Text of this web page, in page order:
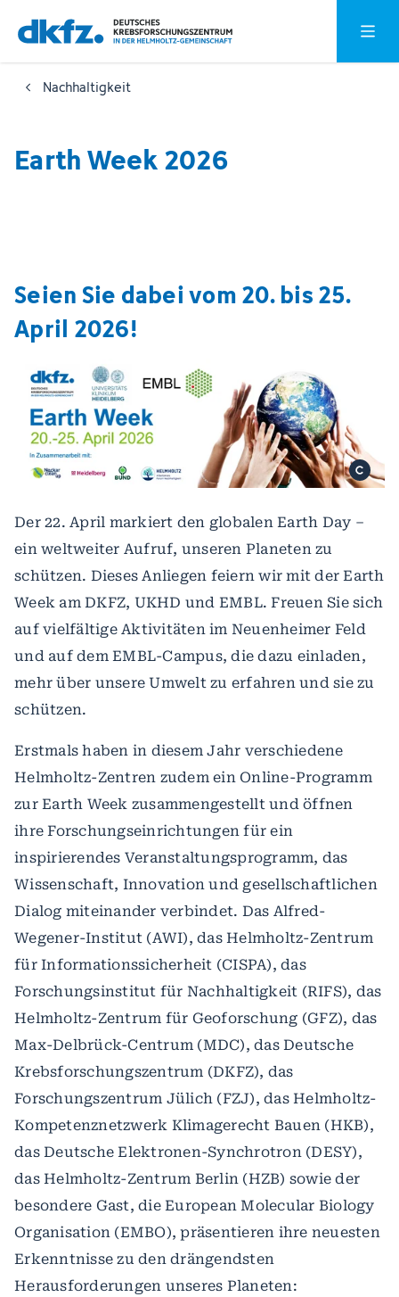
Zum
Hauptinhalt
springen
Zur
Fußzeile
springen
Nachhaltigkeit
Earth Week 2026
Seien Sie dabei vom 20. bis 25.
April 2026!
Der 22. April markiert den globalen Earth Day –
ein weltweiter Aufruf, unseren Planeten zu
schützen. Dieses Anliegen feiern wir mit der Earth
Week am DKFZ, UKHD und EMBL. Freuen Sie sich
auf vielfältige Aktivitäten im Neuenheimer Feld
und auf dem EMBL-Campus, die dazu einladen,
mehr über unsere Umwelt zu erfahren und sie zu
schützen.
Erstmals haben in diesem Jahr verschiedene
Helmholtz-Zentren zudem ein Online-Programm
zur Earth Week zusammengestellt und öffnen
ihre Forschungseinrichtungen für ein
inspirierendes Veranstaltungsprogramm, das
Wissenschaft, Innovation und gesellschaftlichen
Dialog miteinander verbindet. Das Alfred-
Wegener-Institut (AWI), das Helmholtz-Zentrum
für Informationssicherheit (CISPA), das
Forschungsinstitut für Nachhaltigkeit (RIFS), das
Helmholtz-Zentrum für Geoforschung (GFZ), das
Max-Delbrück-Centrum (MDC), das Deutsche
Krebsforschungszentrum (DKFZ), das
Forschungszentrum Jülich (FZJ), das Helmholtz-
Kompetenznetzwerk Klimagerecht Bauen (HKB),
das Deutsche Elektronen-Synchrotron (DESY),
das Helmholtz-Zentrum Berlin (HZB) sowie der
besondere Gast, die European Molecular Biology
Organisation (EMBO), präsentieren ihre neuesten
Erkenntnisse zu den drängendsten
Herausforderungen unseres Planeten: